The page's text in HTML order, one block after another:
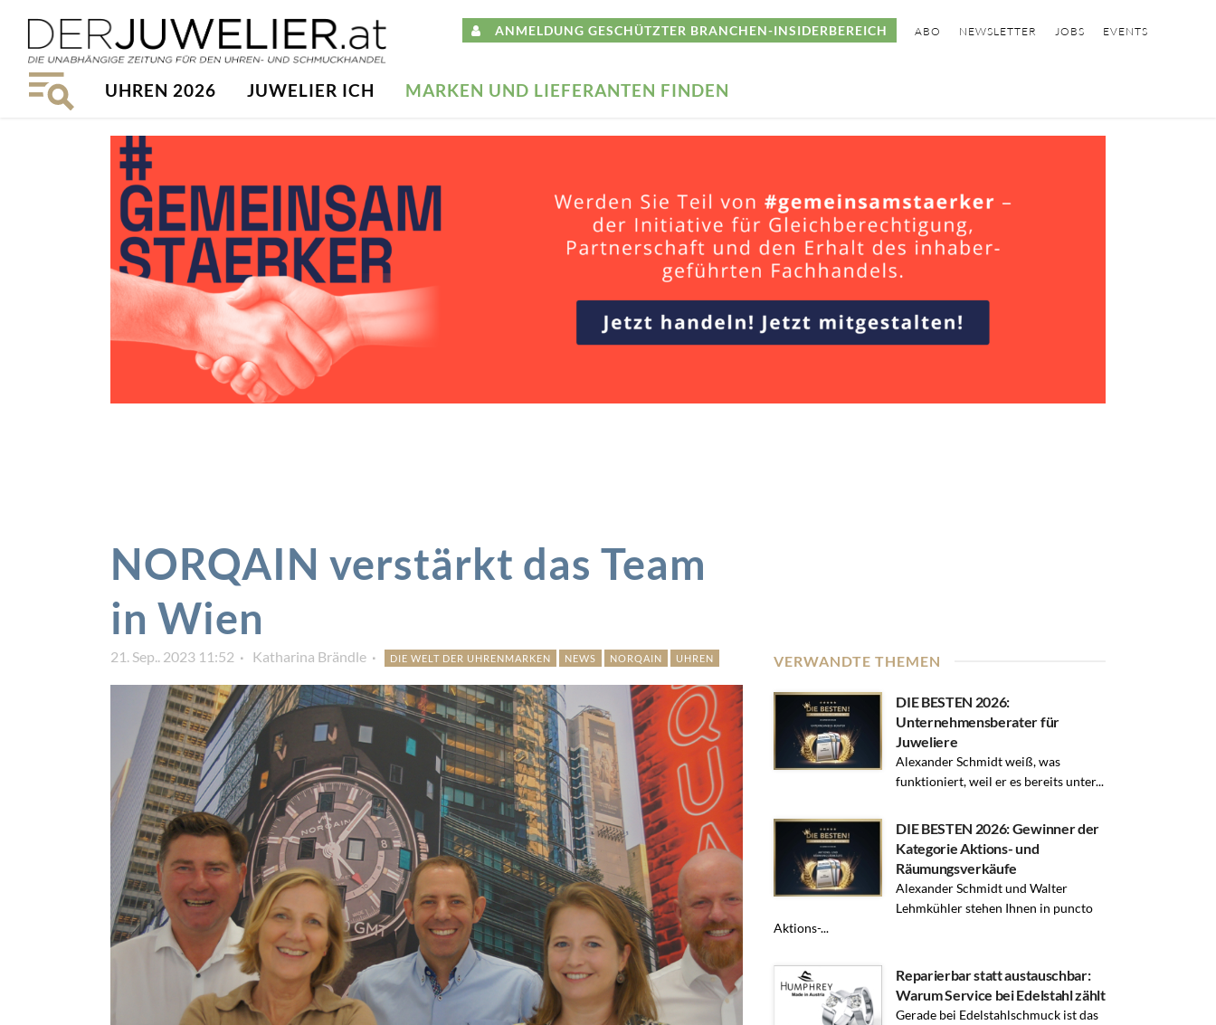
ANMELDUNG GESCHÜTZTER BRANCHEN-INSIDERBEREICH ABO NEWSLETTER JOBS EVENTS
UHREN 2026 JUWELIER ICH MARKEN UND LIEFERANTEN FINDEN
NORQAIN verstärkt das Team
in Wien
21. Sep.. 2023 11:52 Katharina Brändle DIE WELT DER UHRENMARKEN NEWS NORQAIN UHREN VERWANDTE THEMEN
DIE BESTEN 2026:
Unternehmensberater für
Juweliere
Alexander Schmidt weiß, was
funktioniert, weil er es bereits unter...
DIE BESTEN 2026: Gewinner der
Kategorie Aktions- und
Räumungsverkäufe
Alexander Schmidt und Walter
Lehmkühler stehen Ihnen in puncto
Aktions-...
Reparierbar statt austauschbar:
Warum Service bei Edelstahl zählt
Gerade bei Edelstahlschmuck ist das